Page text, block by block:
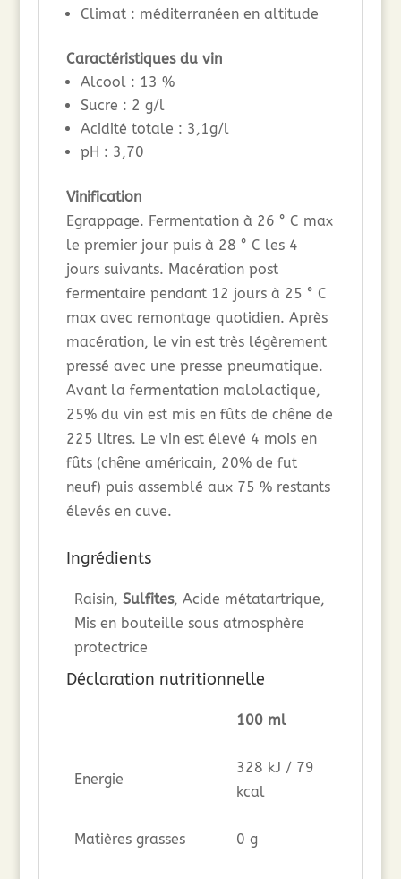
Climat : méditerranéen en altitude
Caractéristiques du vin
Alcool : 13 %
Sucre : 2 g/l
Acidité totale : 3,1g/l
pH : 3,70
Vinification
Egrappage. Fermentation à 26 ° C max
le premier jour puis à 28 ° C les 4
jours suivants. Macération post
fermentaire pendant 12 jours à 25 ° C
max avec remontage quotidien. Après
macération, le vin est très légèrement
pressé avec une presse pneumatique.
Avant la fermentation malolactique,
25% du vin est mis en fûts de chêne de
225 litres. Le vin est élevé 4 mois en
fûts (chêne américain, 20% de fut
neuf) puis assemblé aux 75 % restants
élevés en cuve.
Ingrédients
Raisin, Sulfites, Acide métatartrique,
Mis en bouteille sous atmosphère
protectrice
Déclaration nutritionnelle
100 ml
Energie
328 kJ / 79
kcal
Matières grasses 0 g